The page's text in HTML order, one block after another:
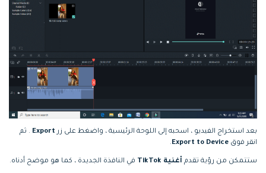
بعد استخراج الفيديو ، اسحبه إلى اللوحة الرئيسية ، واضغط على زر Export . ثم
انقر فوق Export to Device
.
ستتمكن من رؤية تقدم أغنية TikTok في النافذة الجديدة ، كما هو موضح أدناه.